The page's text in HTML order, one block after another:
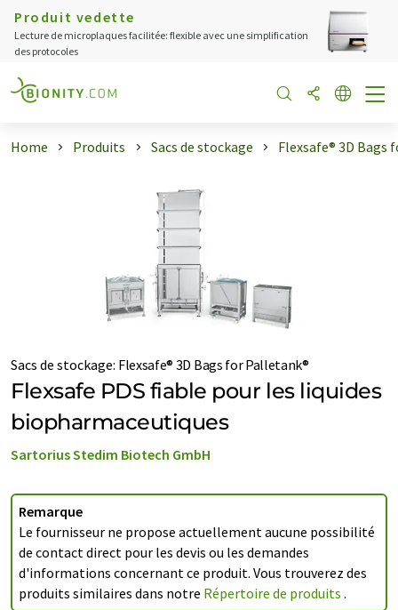
Produit vedette
Lecture de microplaques facilitée: flexible avec une simplification
des protocoles
Home Produits Sacs de stockage Flexsafe® 3D Bags
Sacs de stockage: Flexsafe® 3D Bags for Palletank®
Flexsafe PDS fiable pour les liquides
biopharmaceutiques
Sartorius Stedim Biotech GmbH
Remarque
Le fournisseur ne propose actuellement aucune possibilité
de contact direct pour les devis ou les demandes
d'informations concernant ce produit. Vous trouverez des
produits similaires dans notre Répertoire de produits .